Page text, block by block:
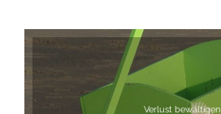
Verlust bewältigen